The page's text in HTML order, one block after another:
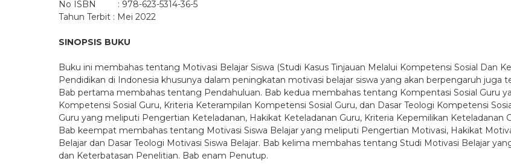
No ISBN : 978-623-5314-36-5
Tahun Terbit : Mei 2022
SINOPSIS BUKU
Buku ini membahas tentang Motivasi Belajar Siswa (Studi Kasus Tinjauan Melalui Kompetensi Sosial Dan
Pendidikan di Indonesia khusunya dalam peningkatan motivasi belajar siswa yang akan berpengaruh juga
Bab pertama membahas tentang Pendahuluan. Bab kedua membahas tentang Kompentasi Sosial Guru
Kompetensi Sosial Guru, Kriteria Keterampilan Kompetensi Sosial Guru, dan Dasar Teologi Kompetensi
Guru yang meliputi Pengertian Keteladanan, Hakikat Keteladanan Guru, Kriteria Kepemilikan Keteladanan
Bab keempat membahas tentang Motivasi Siswa Belajar yang meliputi Pengertian Motivasi, Hakikat
Belajar dan Dasar Teologi Motivasi Siswa Belajar. Bab kelima membahas tentang Studi Motivasi Belajar
dan Keterbatasan Penelitian. Bab enam Penutup.